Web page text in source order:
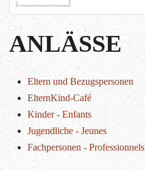
ANLÄSSE
Eltern und Bezugspersonen
ElternKind-Café
Kinder - Enfants
Jugendliche - Jeunes
Fachpersonen - Professionnels